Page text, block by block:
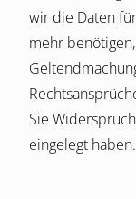
wir die Daten
mehr
Sie
eingelegt haben.